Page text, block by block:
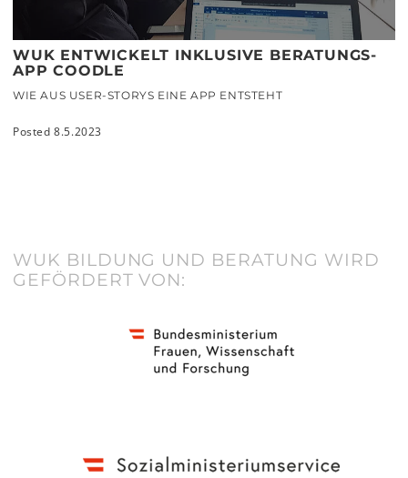
WUK ENTWICKELT INKLUSIVE BERATUNGS-
APP COODLE
WIE AUS USER-STORYS EINE APP ENTSTEHT
Posted 8.5.2023
WUK BILDUNG UND BERATUNG WIRD
GEFÖRDERT VON: